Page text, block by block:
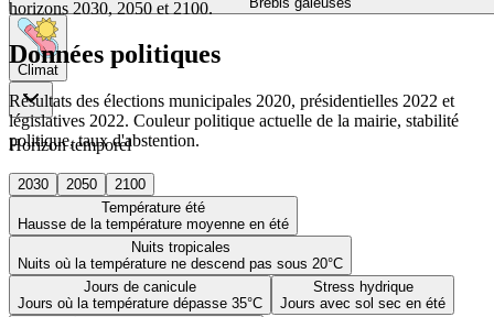
Climat
Horizon temporel
2030 2050
2100
Température été
Hausse de la température moyenne en été
Nuits tropicales
Nuits où la température ne descend pas sous 20°C
Jours de canicule
Jours où la température dépasse 35°C
Stress hydrique
Jours avec sol sec en été
horizons 2030, 2050 et 2100.
Données politiques
Résultats des élections municipales 2020, présidentielles 2022 et
législatives 2022. Couleur politique actuelle de la mairie, stabilité
politique, taux d'abstention.